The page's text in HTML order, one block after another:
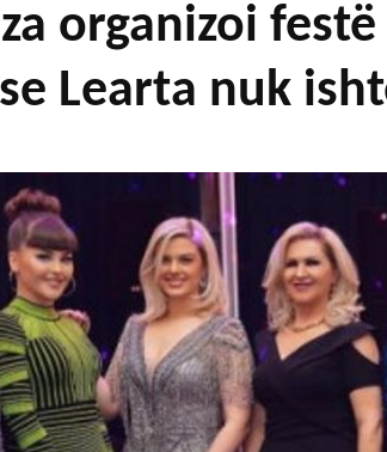
organizoi
Learta nuk